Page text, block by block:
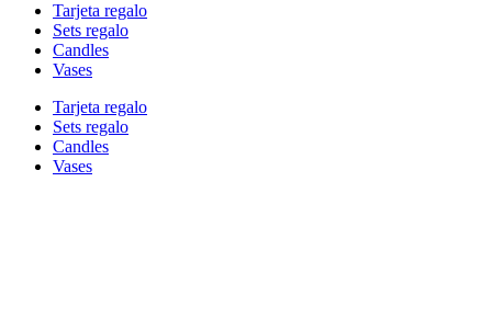
Tarjeta regalo
Sets regalo
Candles
Vases
Tarjeta regalo
Sets regalo
Candles
Vases